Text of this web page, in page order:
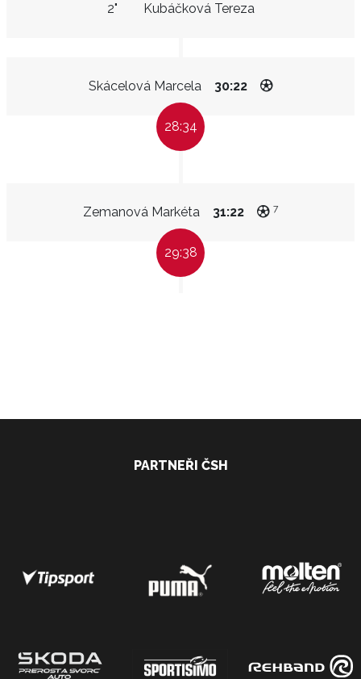
Kubáčková Tereza
2"
Skácelová Marcela 30:22
28:34
Zemanová Markéta 31:22 7
29:38
PARTNEŘI ČSH